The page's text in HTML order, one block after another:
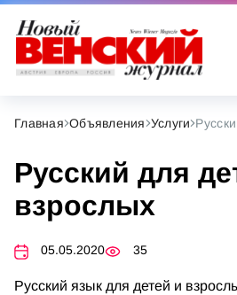
Главная Объявления Услуги
Русский для
взрослых
05.05.2020 35
Русский язык для детей и